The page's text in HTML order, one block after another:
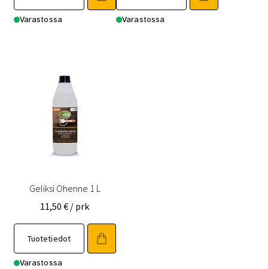
Varastossa Varastossa
Geliksi Ohenne 1 L
11,50€ / prk
Tuotetiedot
Varastossa